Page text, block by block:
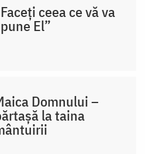
ceea ce vă va
El”
Domnului –
la taina